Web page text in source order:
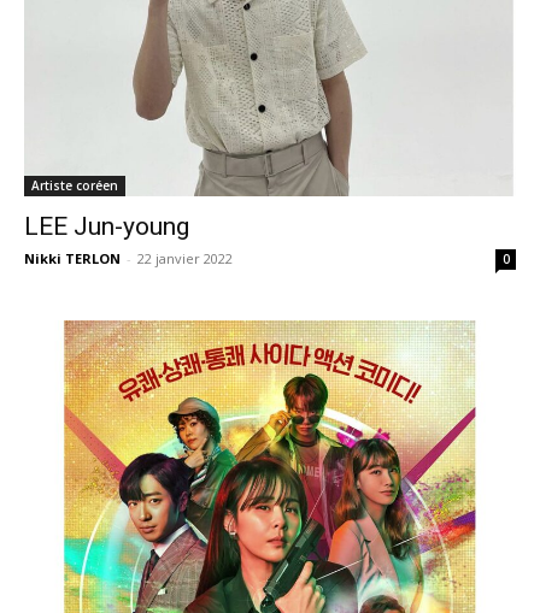
Artiste coréen
LEE Jun-young
Nikki TERLON - 22 janvier 2022 0